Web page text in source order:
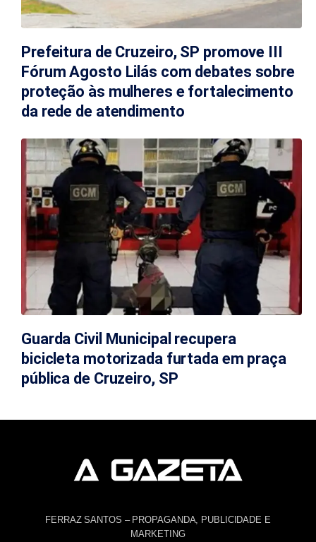
Prefeitura de Cruzeiro, SP promove III
Fórum Agosto Lilás com debates sobre
proteção às mulheres e fortalecimento
da rede de atendimento
Guarda Civil Municipal recupera
bicicleta motorizada furtada em praça
pública de Cruzeiro, SP
FERRAZ SANTOS – PROPAGANDA, PUBLICIDADE E
MARKETING